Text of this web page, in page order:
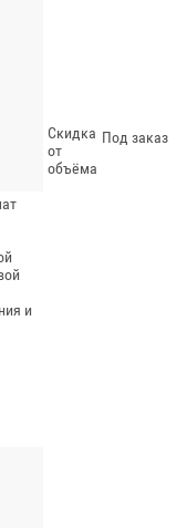
и
Скидка
от
объёма
Под заказ